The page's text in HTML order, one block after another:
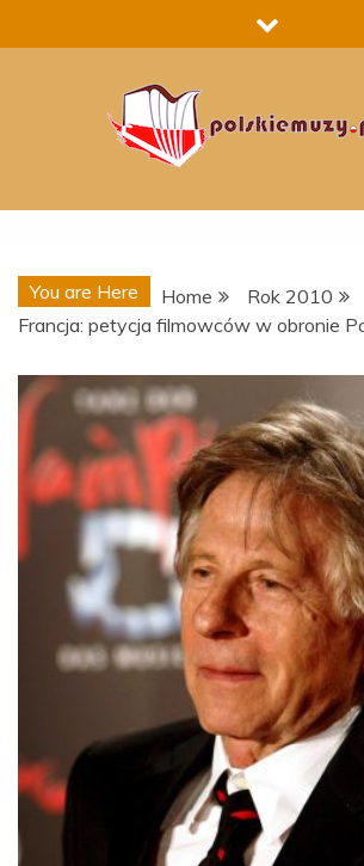
to
You are Here Home
Rok 2010
Francja: petycja filmowców w obronie